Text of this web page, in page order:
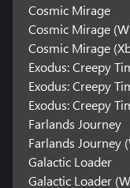
Cosmic Mirage
Cosmic Mirage
Cosmic Mirage
Exodus: Creepy
Exodus: Creepy
Exodus: Creepy
Farlands Journey
Farlands Journey
Galactic Loader
Galactic Loader